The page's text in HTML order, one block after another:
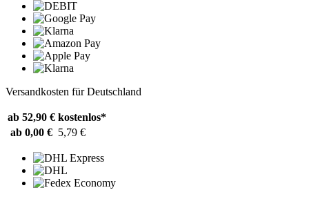
Versandkosten für Deutschland
ab 52,90 € kostenlos*
ab 0,00 € 5,79 €